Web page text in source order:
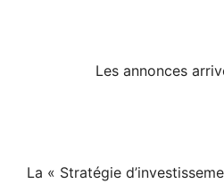
Les annonces
La « Stratégie